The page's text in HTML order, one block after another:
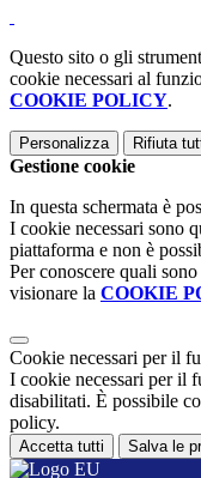
Questo sito o gli
cookie necessari al
COOKIE POLICY.
Personalizza Rifiuta
Gestione cookie
In questa schermata è
I cookie necessari sono
piattaforma e non è
Per conoscere quali
visionare la COOKIE
Cookie necessari per il
I cookie necessari per il
disabilitati. È possibile
policy.
Accetta tutti Salva le